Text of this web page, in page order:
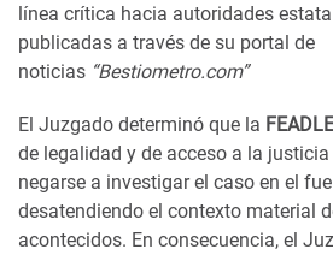
línea crítica hacia autoridades
publicadas a través de su portal de
noticias “Bestiometro.com”
El Juzgado determinó que la FEADLE
de legalidad y de acceso a la
negarse a investigar el caso en el
desatendiendo el contexto material
acontecidos. En consecuencia, el